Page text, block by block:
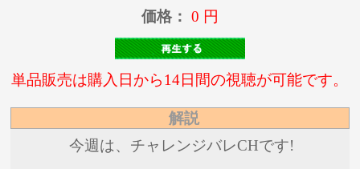
価格： 0 円
単品販売は購入日から14日間の視聴が可能です。
解説
今週は、チャレンジバレCHです!